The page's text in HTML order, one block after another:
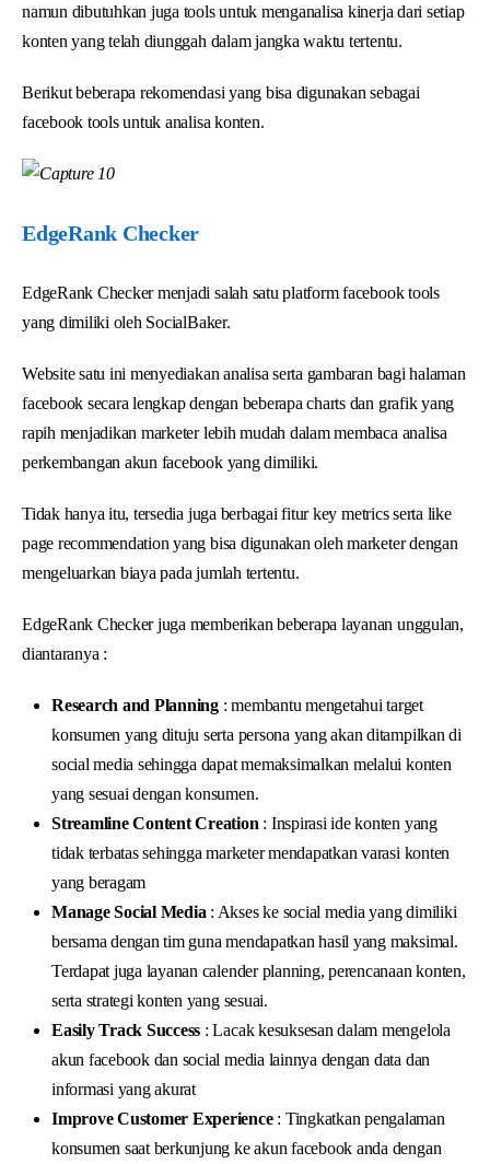
namun dibutuhkan juga tools untuk menganalisa kinerja dari setiap
konten yang telah diunggah dalam jangka waktu tertentu.
Berikut beberapa rekomendasi yang bisa digunakan sebagai
facebook tools untuk analisa konten.
EdgeRank Checker
EdgeRank Checker menjadi salah satu platform facebook tools
yang dimiliki oleh SocialBaker.
Website satu ini menyediakan analisa serta gambaran bagi halaman
facebook secara lengkap dengan beberapa charts dan grafik yang
rapih menjadikan marketer lebih mudah dalam membaca analisa
perkembangan akun facebook yang dimiliki.
Tidak hanya itu, tersedia juga berbagai fitur key metrics serta like
page recommendation yang bisa digunakan oleh marketer dengan
mengeluarkan biaya pada jumlah tertentu.
EdgeRank Checker juga memberikan beberapa layanan unggulan,
diantaranya :
Research and Planning: membantu mengetahui target
konsumen yang dituju serta persona yang akan ditampilkan di
social media sehingga dapat memaksimalkan melalui konten
yang sesuai dengan konsumen.
Streamline Content Creation : Inspirasi ide konten yang
tidak terbatas sehingga marketer mendapatkan varasi konten
yang beragam
Manage Social Media : Akses ke social media yang dimiliki
bersama dengan tim guna mendapatkan hasil yang maksimal.
Terdapat juga layanan calender planning, perencanaan konten,
serta strategi konten yang sesuai.
Easily Track Success : Lacak kesuksesan dalam mengelola
akun facebook dan social media lainnya dengan data dan
informasi yang akurat
Improve Customer Experience: Tingkatkan pengalaman
konsumen saat berkunjung ke akun facebook anda dengan